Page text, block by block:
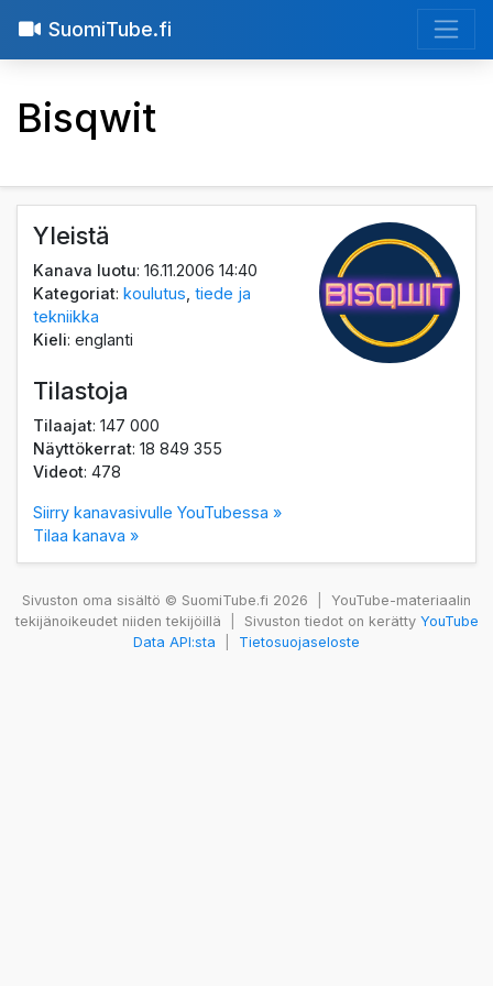
SuomiTube.fi
Bisqwit
Yleistä
Kanava luotu: 16.11.2006 14:40
Kategoriat:koulutus ,tiede ja
tekniikka
Kieli: englanti
Tilastoja
Tilaajat: 147 000
Näyttökerrat: 18 849 355
Videot: 478
Siirry kanavasivulle YouTubessa »
Tilaa kanava »
Sivuston oma sisältö © SuomiTube.fi 2026
YouTube-materiaalin
tekijänoikeudet niiden tekijöillä
Sivuston tiedot on kerätty YouTube
Data API:sta
Tietosuojaseloste